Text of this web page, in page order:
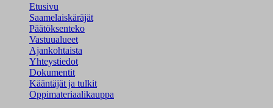
Etusivu
Saamelaiskäräjät
Päätöksenteko
Vastuualueet
Ajankohtaista
Yhteystiedot
Dokumentit
Kääntäjät ja tulkit
Oppimateriaalikauppa